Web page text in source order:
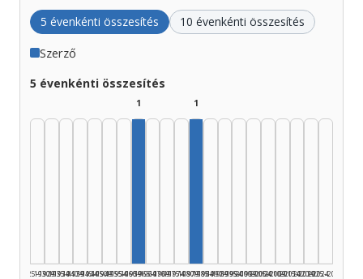
5 évenkénti összesítés 10 évenkénti összesítés
Szerző
5 évenkénti összesítés
1925–1929
1930–1934
1935–1939
1940–1944
1945–1949
1950–1954
1955–1959
1
1960–1964
1965–1969
1970–1974
1975–1979
1
1980–1984
1985–1989
1990–1994
1995–1999
2000–2004
2005–2009
2010–2014
2015–2019
2020–2024
2025–2026